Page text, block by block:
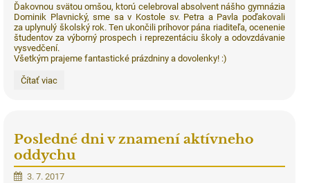
Ďakovnou svätou omšou, ktorú celebroval absolvent nášho gymnázia
Dominik Plavnický, sme sa v Kostole sv. Petra a Pavla poďakovali
za uplynulý školský rok. Ten ukončili príhovor pána riaditeľa, ocenenie
študentov za výborný prospech i reprezentáciu školy a odovzdávanie
vysvedčení.
Všetkým prajeme fantastické prázdniny a dovolenky! :)
Te
Čítať viac
Posledné dni v znamení aktívneho
oddychu
3. 7. 2017